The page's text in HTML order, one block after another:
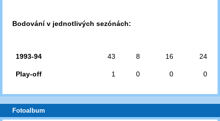
Bodování v jednotlivých sezónách:
1993-94 43 8 16 24
Play-off 1 0 0 0
Fotoalbum